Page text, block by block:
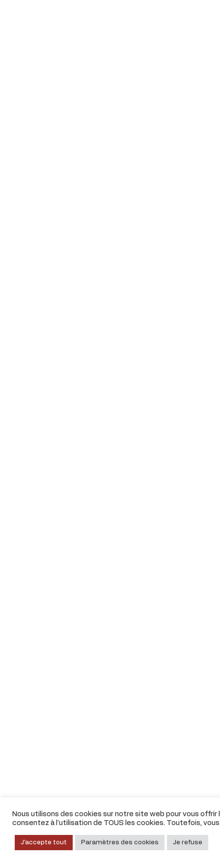
Nous utilisons des cookies sur notre site web pour vous
consentez à l'utilisation de TOUS les cookies. Toutefois,
J'accepte tout Paramètres des cookies Je refuse